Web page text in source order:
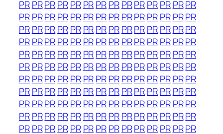
PRPRPRPRPR PRPRPRPRPRPRPR PRPR
PRPRPRPRPR PRPRPRPRPRPRPR PRPR
PRPRPRPRPR PRPRPRPRPRPRPR PRPR
PRPRPRPRPR PRPRPRPRPRPRPR PRPR
PRPRPRPRPR PRPRPRPRPRPRPR PRPR
PRPRPRPRPR PRPRPRPRPRPRPR PRPR
PRPRPRPRPR PRPRPRPRPRPRPR PRPR
PRPRPRPRPR PRPRPRPRPRPRPR PRPR
PRPRPRPRPR PRPRPRPRPRPRPR PRPR
PRPRPRPRPR PRPRPRPRPRPRPR PRPR
PRPRPRPRPR PRPRPRPRPRPRPR PRPR